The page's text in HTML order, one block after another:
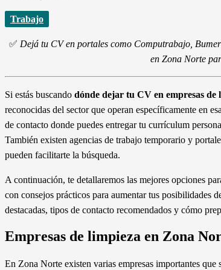
Trabajo
✅ Dejá tu CV en portales como Computrabajo,
en Zona Norte
Si estás buscando dónde dejar tu CV en empresas de
reconocidas del sector que operan específicamente en
de contacto donde puedes entregar tu currículum
También existen agencias de trabajo temporario y
pueden facilitarte la búsqueda.
A continuación, te detallaremos las mejores opciones
con consejos prácticos para aumentar tus posibilidades
destacadas, tipos de contacto recomendados y cómo
Empresas de limpieza en Zona
En Zona Norte existen varias empresas importantes